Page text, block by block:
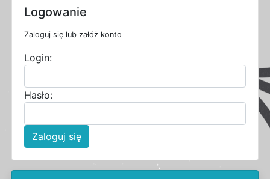
Logowanie
Zaloguj się lub załóż konto
Login:
Hasło:
Zaloguj się